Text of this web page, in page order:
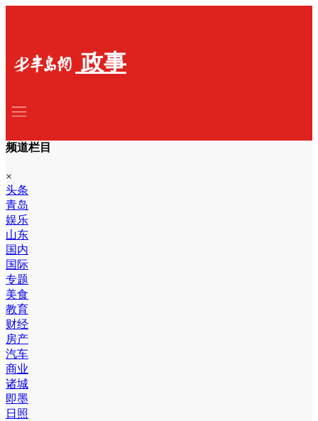
政事
频道栏目
×
头条
青岛
娱乐
山东
国内
国际
专题
美食
教育
财经
房产
汽车
商业
诸城
即墨
日照